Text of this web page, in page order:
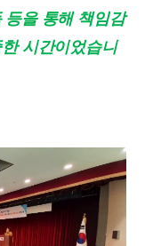
등을 통해 책임감
시간이었습니